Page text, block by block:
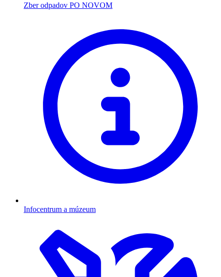
Zber odpadov PO NOVOM
Infocentrum a múzeum